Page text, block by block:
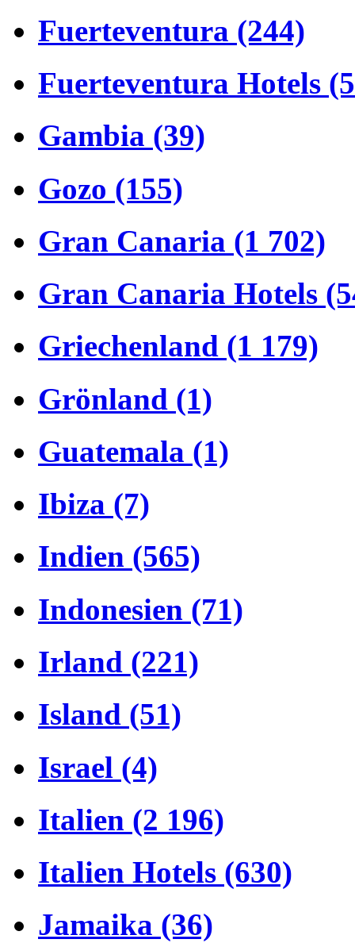
Fuerteventura (244)
Fuerteventura Hotels
Gambia (39)
Gozo (155)
Gran Canaria (1 702)
Gran Canaria Hotels
Griechenland (1 179)
Grönland (1)
Guatemala (1)
Ibiza (7)
Indien (565)
Indonesien (71)
Irland (221)
Island (51)
Israel (4)
Italien (2 196)
Italien Hotels (630)
Jamaika (36)